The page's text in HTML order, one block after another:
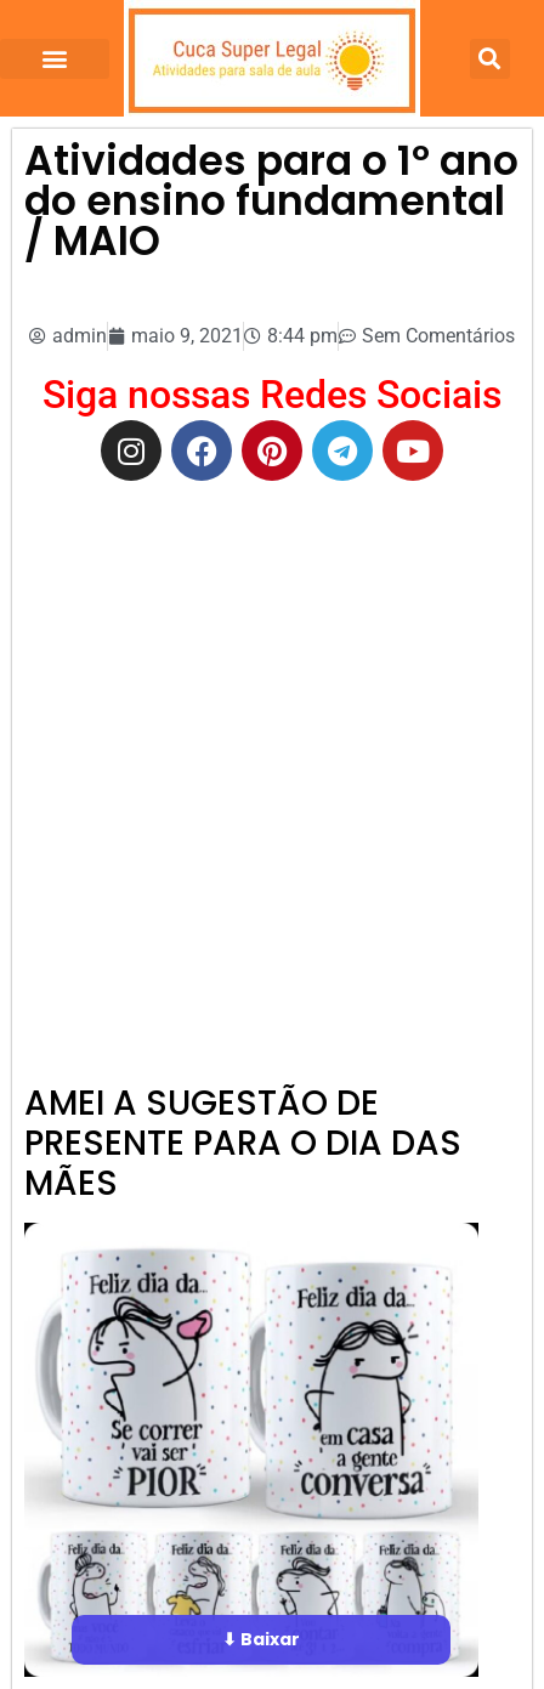
Atividades para o 1º ano
do ensino fundamental
/ MAIO
admin maio 9, 2021 8:44 pm Sem Comentários
Siga nossas Redes Sociais
AMEI A SUGESTÃO DE
PRESENTE PARA O DIA DAS
MÃES
⬇ Baixar